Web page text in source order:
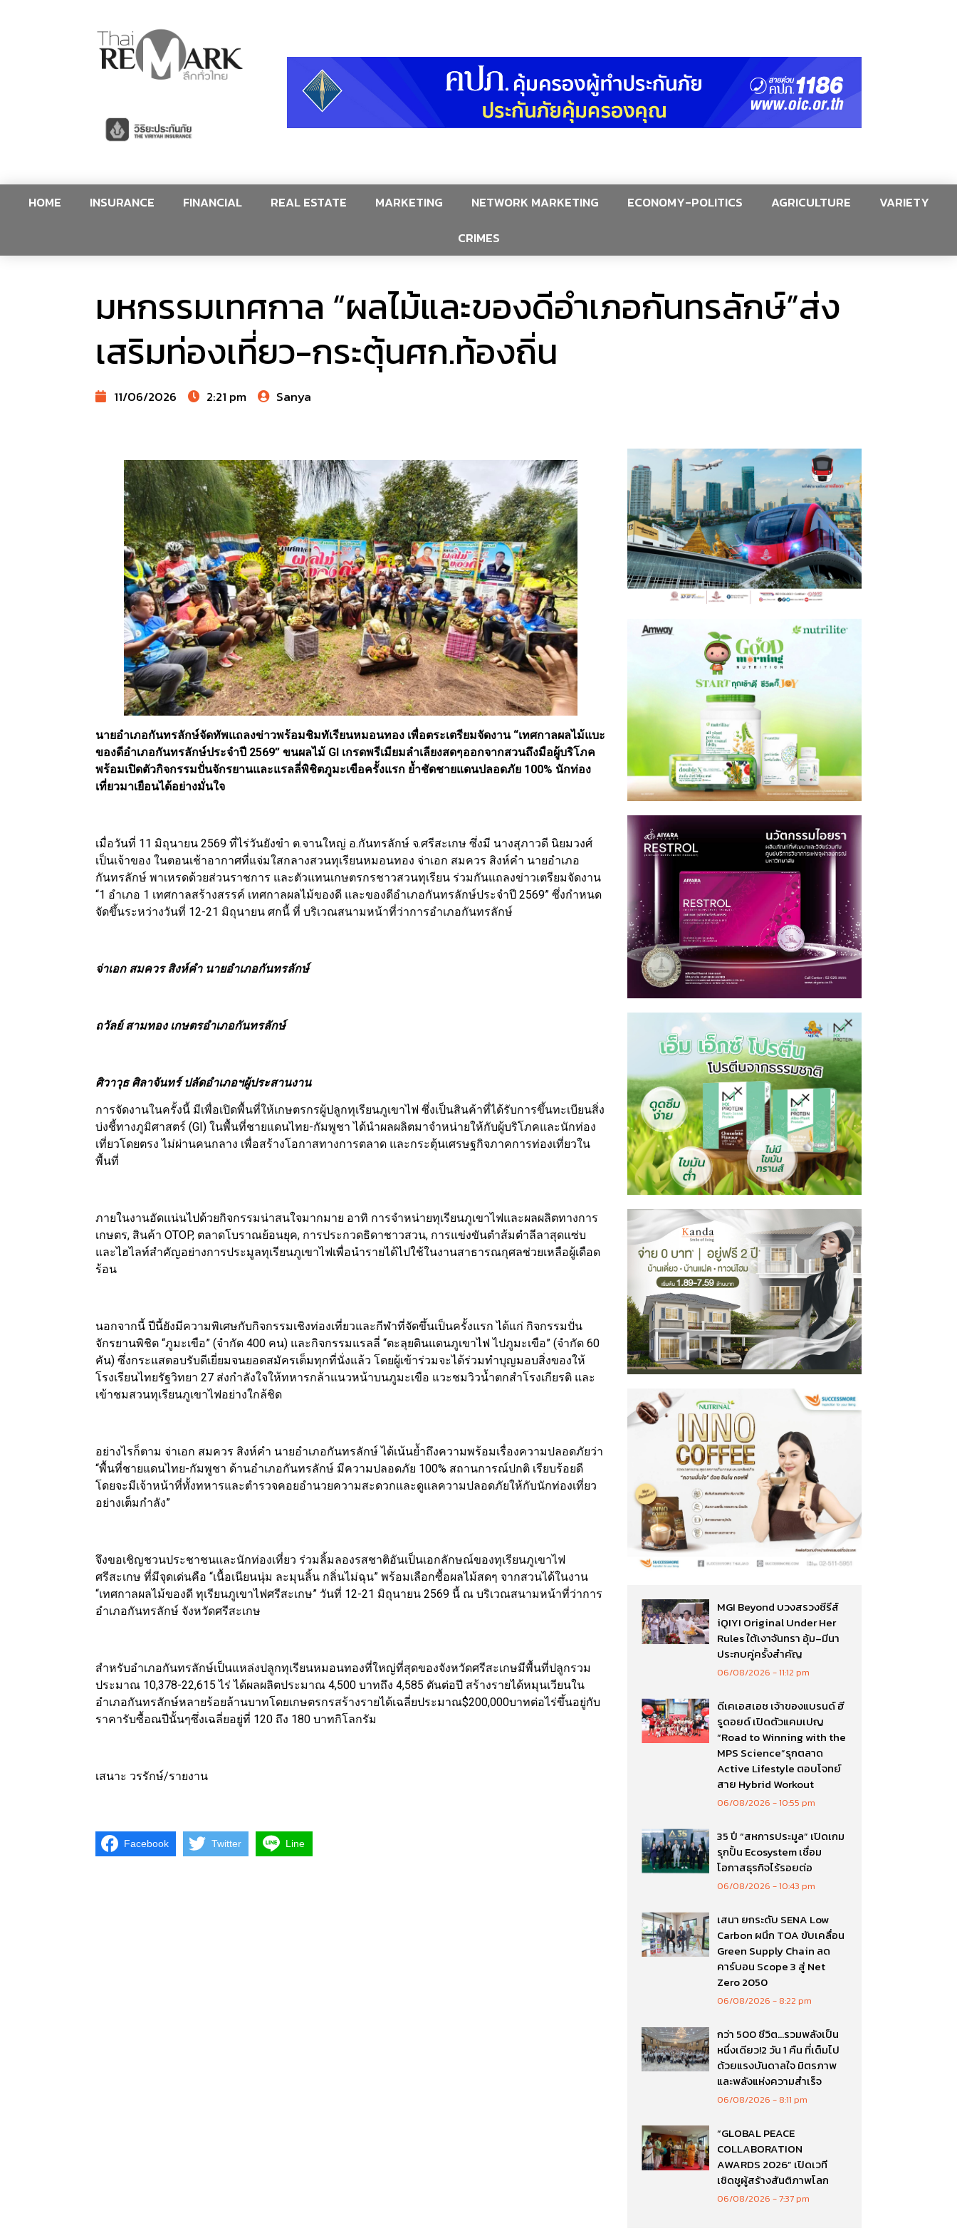
HOME INSURANCE FINANCIAL REAL ESTATE MARKETING NETWORK MARKETING ECONOMY-POLITICS AGRICULTURE
VARIETY
CRIMES
มหกรรมเทศกาล “ผลไม้และของดีอำเภอกันทรลักษ์”ส่ง
เสริมท่องเที่ยว-กระตุ้นศก.ท้องถิ่น
11/06/2026 2:21 pm Sanya
นายอำเภอกันทรลักษ์จัดทัพแถลงข่าวพร้อมชิมทัเรียนหมอนทอง เพื่อตระเตรียมจัดงาน “เทศกาลผลไม้แบะ
ของดีอำเภอกันทรลักษ์ประจำปี 2569” ขนผลไม้ GI เกรดพรีเมียมลำเลียงสดๆออกจากสวนถึงมือผู้บริโภค
พร้อมเปิดตัวกิจกรรมปั่นจักรยานและแรลลี่พิชิตภูมะเขือครั้งแรก ย้ำชัดชายแดนปลอดภัย 100% นักท่อง
เที่ยวมาเยือนได้อย่างมั่นใจ
เมื่อวันที่ 11 มิถุนายน 2569 ที่ไร่วันยังขำ ต.จานใหญ่ อ.กันทรลักษ์ จ.ศรีสะเกษ ซึ่งมี นางสุภาวดี นิยมวงศ์
เป็นเจ้าของ ในตอนเช้าอากาศที่แจ่มใสกลางสวนทุเรียนหมอนทอง จ่าเอก สมควร สิงห์คำ นายอำเภอ
กันทรลักษ์ พาเหรดด้วยส่วนราชการ และตัวแทนเกษตรกรชาวสวนทุเรียน ร่วมกันแถลงข่าวเตรียมจัดงาน
“1 อำเภอ 1 เทศกาลสร้างสรรค์ เทศกาลผลไม้ของดี และของดีอำเภอกันทรลักษ์ประจำปี 2569” ซึ่งกำหนด
จัดขึ้นระหว่างวันที่ 12-21 มิถุนายน ศกนี้ ที่ บริเวณสนามหน้าที่ว่าการอำเภอกันทรลักษ์
จ่าเอก สมควร สิงห์คำ นายอำเภอกันทรลักษ์
ถวัลย์ สามทอง เกษตรอำเภอกันทรลักษ์
ศิวาวุธ ศิลาจันทร์ ปลัดอำเภอฯผู้ประสานงาน
การจัดงานในครั้งนี้ มีเพื่อเปิดพื้นที่ให้เกษตรกรผู้ปลูกทุเรียนภูเขาไฟ ซึ่งเป็นสินค้าที่ได้รับการขึ้นทะเบียนสิ่ง
บ่งชี้ทางภูมิศาสตร์ (GI) ในพื้นที่ชายแดนไทย-กัมพูชา ได้นำผลผลิตมาจำหน่ายให้กับผู้บริโภคและนักท่อง
เที่ยวโดยตรง ไม่ผ่านคนกลาง เพื่อสร้างโอกาสทางการตลาด และกระตุ้นเศรษฐกิจภาคการท่องเที่ยวใน
พื้นที่
ภายในงานอัดแน่นไปด้วยกิจกรรมน่าสนใจมากมาย อาทิ การจำหน่ายทุเรียนภูเขาไฟและผลผลิตทางการ
เกษตร, สินค้า OTOP, ตลาดโบราณย้อนยุค, การประกวดธิดาชาวสวน, การแข่งขันตำส้มตำลีลาสุดแซ่บ
และไฮไลท์สำคัญอย่างการประมูลทุเรียนภูเขาไฟเพื่อนำรายได้ไปใช้ในงานสาธารณกุศลช่วยเหลือผู้เดือด
ร้อน
นอกจากนี้ ปีนี้ยังมีความพิเศษกับกิจกรรมเชิงท่องเที่ยวและกีฬาที่จัดขึ้นเป็นครั้งแรก ได้แก่ กิจกรรมปั่น
จักรยานพิชิต “ภูมะเขือ” (จำกัด 400 คน) และกิจกรรมแรลลี่ “ตะลุยดินแดนภูเขาไฟ ไปภูมะเขือ” (จำกัด 60
คัน) ซึ่งกระแสตอบรับดีเยี่ยมจนยอดสมัครเต็มทุกที่นั่งแล้ว โดยผู้เข้าร่วมจะได้ร่วมทำบุญมอบสิ่งของให้
โรงเรียนไทยรัฐวิทยา 27 ส่งกำลังใจให้ทหารกล้าแนวหน้าบนภูมะเขือ แวะชมวิวน้ำตกสำโรงเกียรติ และ
เข้าชมสวนทุเรียนภูเขาไฟอย่างใกล้ชิด
อย่างไรก็ตาม จ่าเอก สมควร สิงห์คำ นายอำเภอกันทรลักษ์ ได้เน้นย้ำถึงความพร้อมเรื่องความปลอดภัยว่า
“พื้นที่ชายแดนไทย-กัมพูชา ด้านอำเภอกันทรลักษ์ มีความปลอดภัย 100% สถานการณ์ปกติ เรียบร้อยดี
โดยจะมีเจ้าหน้าที่ทั้งทหารและตำรวจคอยอำนวยความสะดวกและดูแลความปลอดภัยให้กับนักท่องเที่ยว
อย่างเต็มกำลัง”
จึงขอเชิญชวนประชาชนและนักท่องเที่ยว ร่วมลิ้มลองรสชาติอันเป็นเอกลักษณ์ของทุเรียนภูเขาไฟ
ศรีสะเกษ ที่มีจุดเด่นคือ “เนื้อเนียนนุ่ม ละมุนลิ้น กลิ่นไม่ฉุน” พร้อมเลือกซื้อผลไม้สดๆ จากสวนได้ในงาน
“เทศกาลผลไม้ของดี ทุเรียนภูเขาไฟศรีสะเกษ” วันที่ 12-21 มิถุนายน 2569 นี้ ณ บริเวณสนามหน้าที่ว่าการ
อำเภอกันทรลักษ์ จังหวัดศรีสะเกษ
สำหรับอำเภอกันทรลักษ์เป็นแหล่งปลูกทุเรียนหมอนทองที่ใหญ่ที่สุดของจังหวัดศรีสะเกษมีพื้นที่ปลูกรวม
ประมาณ 10,378-22,615 ไร่ ได้ผลผลิตประมาณ 4,500 บาทถึง 4,585 ตันต่อปี สร้างรายได้หมุนเวียนใน
อำเภอกันทรลักษ์หลายร้อยล้านบาทโดยเกษตรกรสร้างรายได้เฉลี่ยประมาณ$200,000บาทต่อไร่ขึ้นอยู่กับ
ราคารับซื้อณปีนั้นๆซึ่งเฉลี่ยอยู่ที่ 120 ถึง 180 บาทกิโลกรัม
เสนาะ วรรักษ์/รายงาน
Facebook Twitter Line
MGI Beyond บวงสรวงซีรีส์
iQIYI Original Under Her
Rules ใต้เงาจันทรา อุ้ม–มีนา
ประกบคู่ครั้งสำคัญ
06/08/2026 11:12 pm
ดีเคเอสเอช เจ้าของแบรนด์ ฮี
รูดอยด์ เปิดตัวแคมเปญ
“Road to Winning with the
MPS Science”รุกตลาด
Active Lifestyle ตอบโจทย์
สาย Hybrid Workout
06/08/2026 10:55 pm
35 ปี “สหการประมูล” เปิดเกม
รุกปั้น Ecosystem เชื่อม
โอกาสธุรกิจไร้รอยต่อ
06/08/2026 10:43 pm
เสนา ยกระดับ SENA Low
Carbon ผนึก TOA ขับเคลื่อน
Green Supply Chain ลด
คาร์บอน Scope 3 สู่ Net
Zero 2050
06/08/2026 8:22 pm
กว่า 500 ชีวิต…รวมพลังเป็น
หนึ่งเดียว!2 วัน 1 คืน ที่เต็มไป
ด้วยแรงบันดาลใจ มิตรภาพ
และพลังแห่งความสำเร็จ
06/08/2026 8:11 pm
“GLOBAL PEACE
COLLABORATION
AWARDS 2026” เปิดเวที
เชิดชูผู้สร้างสันติภาพโลก
06/08/2026 7:37 pm